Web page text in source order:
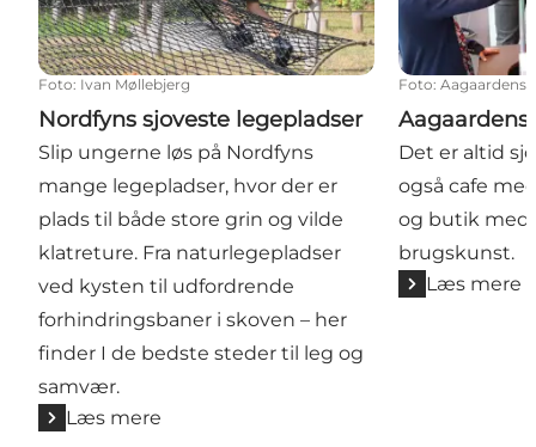
Foto: Ivan Møllebjerg
Nordfyns sjoveste legepladser
Slip ungerne løs på Nordfyns
mange legepladser, hvor der er
plads til både store grin og vilde
klatreture. Fra naturlegepladser
ved kysten til udfordrende
forhindringsbaner i skoven – her
finder I de bedste steder til leg og
samvær.
Læs mere
Foto: Aagaardens
Det er altid
også cafe
og butik med
brugskunst.
Læs mere